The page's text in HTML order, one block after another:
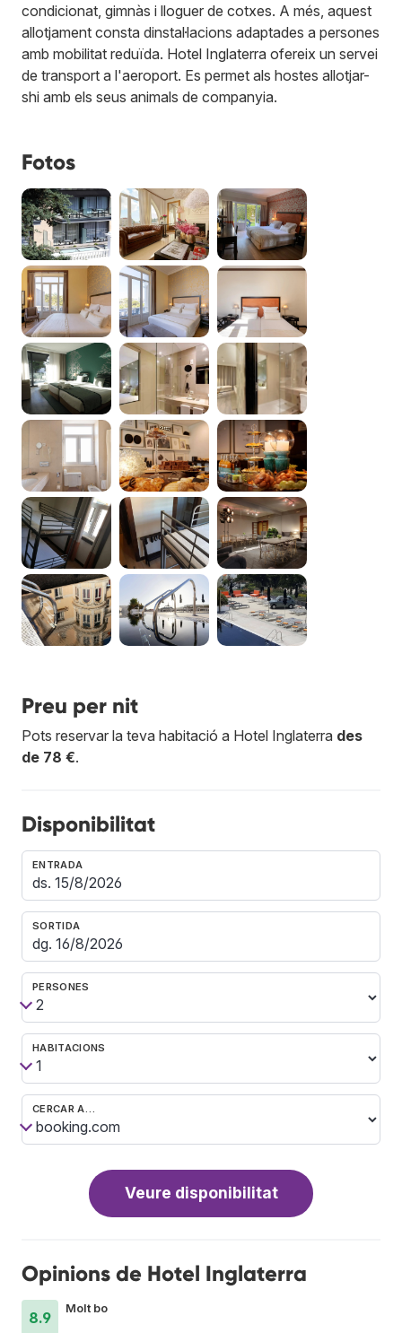
condicionat, gimnàs i lloguer de cotxes. A més, aquest
allotjament consta dinstal·lacions adaptades a persones
amb mobilitat reduïda. Hotel Inglaterra ofereix un servei
de transport a l'aeroport. Es permet als hostes allotjar-
shi amb els seus animals de companyia.
Fotos
Preu per nit
Pots reservar la teva habitació a Hotel Inglaterra des
de 78 €.
Disponibilitat
ENTRADA
SORTIDA
PERSONES
HABITACIONS
CERCAR A…
Veure disponibilitat
Opinions de Hotel Inglaterra
8.9
Molt bo